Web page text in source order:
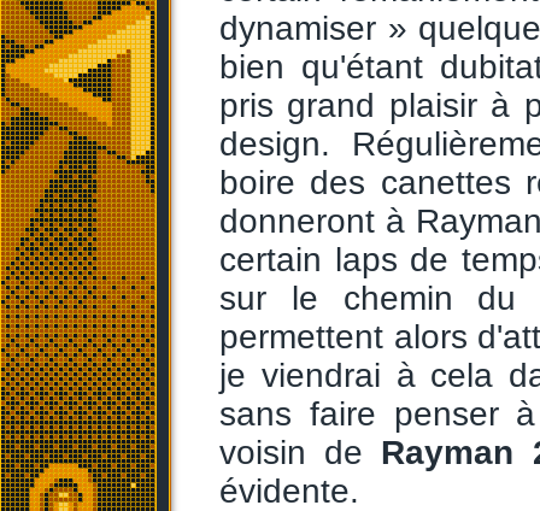
dynamiser »
bien qu'étant
pris grand plaisir à
design.
boire des canettes
donneront à
certain laps de
sur le chemin du
permettent alors
je viendrai à cela
sans faire penser
voisin de Rayman
évidente.